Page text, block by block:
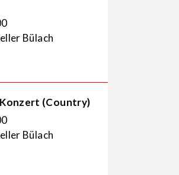
Bülach
(Country)
Bülach